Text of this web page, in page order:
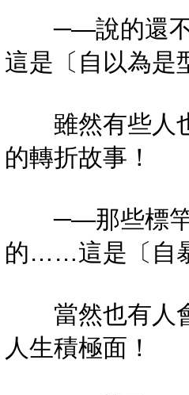
─—說的還不
這是〔自以為是
雖然有些人也
的轉折故事！
─—那些標竿
的……這是〔自
當然也有人會
人生積極面！